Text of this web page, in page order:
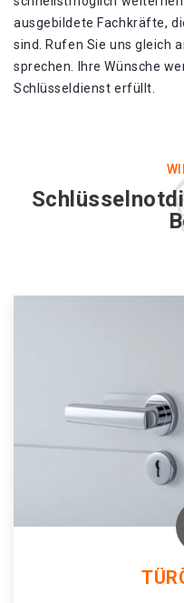
ausgebildete Fachkräfte,
sind. Rufen Sie uns gleich
sprechen. Ihre Wünsche
Schlüsseldienst erfüllt.